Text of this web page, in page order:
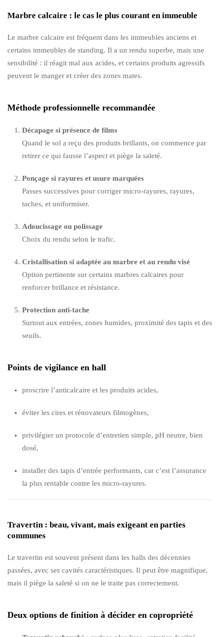
Marbre calcaire : le cas le plus courant en immeuble
Le marbre calcaire est fréquent dans les immeubles anciens et
certains immeubles de standing. Il a un rendu superbe, mais une
sensibilité : il réagit mal aux acides, et certains produits agressifs
peuvent le manger et créer des zones mates.
Méthode professionnelle recommandée
Décapage si présence de films
Quand le sol a reçu des produits brillants, on commence par
retirer ce qui fausse l’aspect et piège la saleté.
Ponçage si rayures et usure marquées
Passes successives pour corriger micro-rayures, rayures,
taches, et uniformiser.
Adoucissage ou polissage
Choix du rendu selon le trafic.
Cristallisation si adaptée au marbre et au rendu visé
Option pertinente sur certains marbres calcaires pour
renforcer brillance et résistance.
Protection anti-tache
Surtout aux entrées, zones humides, proximité des tapis et des
seuils.
Points de vigilance en hall
proscrire l’anticalcaire et les produits acides,
éviter les cires et rénovateurs filmogènes,
privilégier un protocole d’entretien simple, pH neutre, bien
dosé,
installer des tapis d’entrée performants, car c’est l’assurance
la plus rentable contre les micro-rayures.
Travertin : beau, vivant, mais exigeant en parties
communes
Le travertin est souvent présent dans les halls des décennies
passées, avec ses cavités caractéristiques. Il peut être magnifique,
mais il piège la saleté si on ne le traite pas correctement.
Deux options de finition à décider en copropriété